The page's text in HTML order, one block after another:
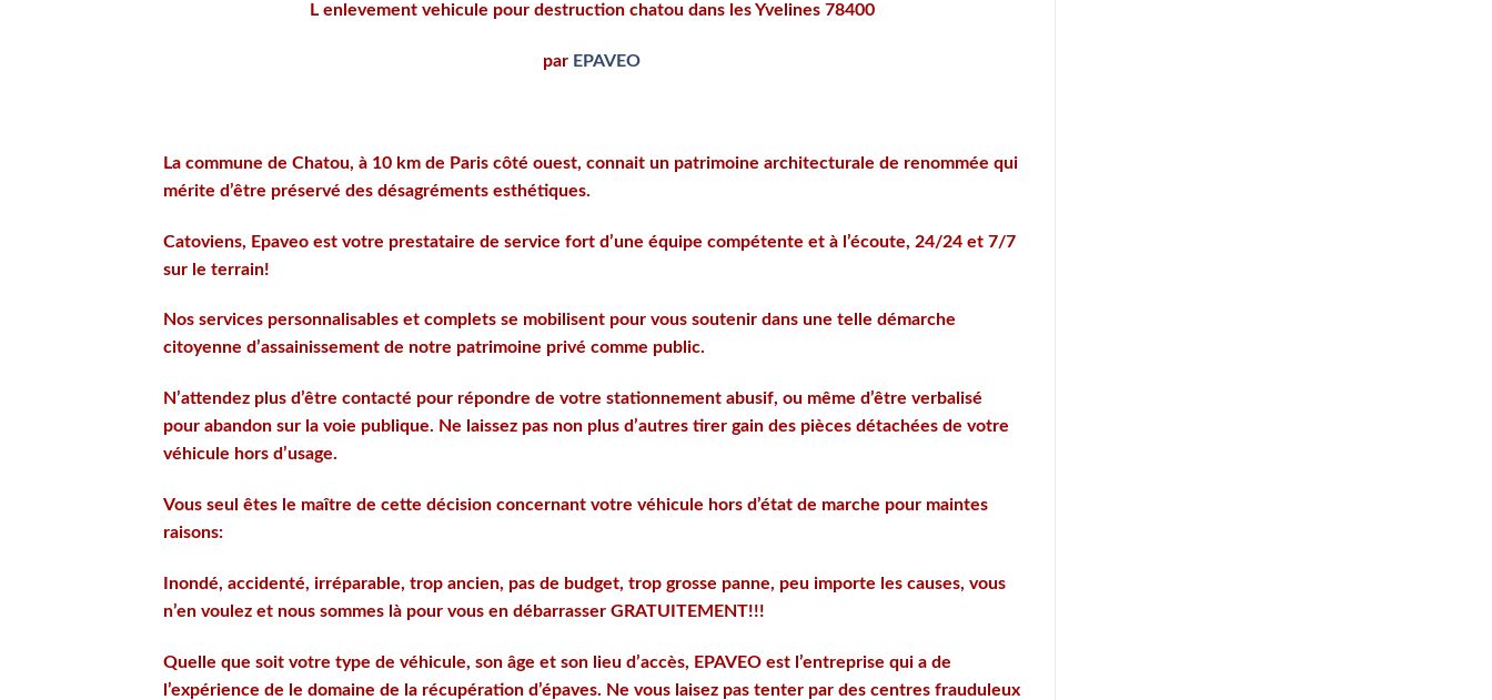
L enlevement vehicule pour destruction chatou dans les Yvelines 78400
par EPAVEO
La commune de Chatou, à 10 km de Paris côté ouest, connait un patrimoine architecturale de renommée qui
mérite d’être préservé des désagréments esthétiques.
Catoviens, Epaveo est votre prestataire de service fort d’une équipe compétente et à l’écoute, 24/24 et 7/7
sur le terrain!
Nos services personnalisables et complets se mobilisent pour vous soutenir dans une telle démarche
citoyenne d’assainissement de notre patrimoine privé comme public.
N’attendez plus d’être contacté pour répondre de votre stationnement abusif, ou même d’être verbalisé
pour abandon sur la voie publique. Ne laissez pas non plus d’autres tirer gain des pièces détachées de votre
véhicule hors d’usage.
Vous seul êtes le maître de cette décision concernant votre véhicule hors d’état de marche pour maintes
raisons:
Inondé, accidenté, irréparable, trop ancien, pas de budget, trop grosse panne, peu importe les causes, vous
n’en voulez et nous sommes là pour vous en débarrasser GRATUITEMENT!!!
Quelle que soit votre type de véhicule, son âge et son lieu d’accès, EPAVEO est l’entreprise qui a de
l’expérience de le domaine de la récupération d’épaves. Ne vous laisez pas tenter par des centres frauduleux